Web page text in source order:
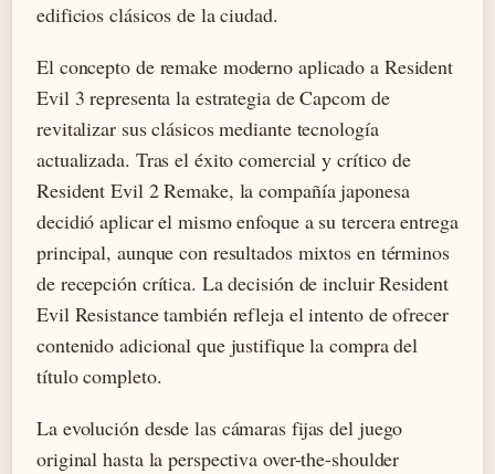
edificios clásicos de la ciudad.
El concepto de remake moderno aplicado a Resident
Evil 3 representa la estrategia de Capcom de
revitalizar sus clásicos mediante tecnología
actualizada. Tras el éxito comercial y crítico de
Resident Evil 2 Remake, la compañía japonesa
decidió aplicar el mismo enfoque a su tercera entrega
principal, aunque con resultados mixtos en términos
de recepción crítica. La decisión de incluir Resident
Evil Resistance también refleja el intento de ofrecer
contenido adicional que justifique la compra del
título completo.
La evolución desde las cámaras fijas del juego
original hasta la perspectiva over-the-shoulder